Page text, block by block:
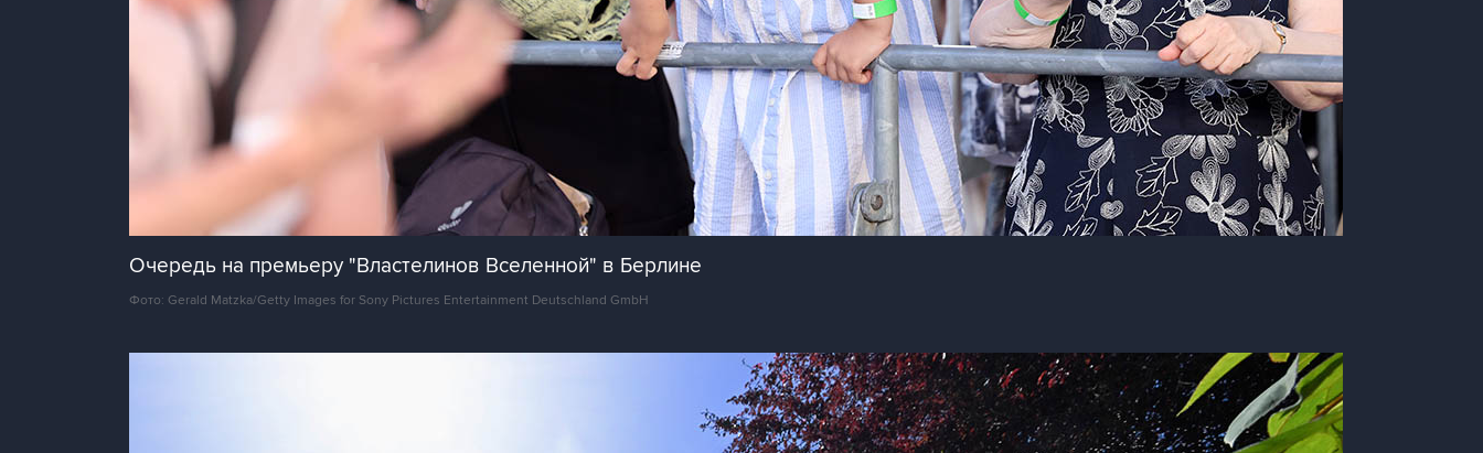
Очередь на премьеру "Властелинов Вселенной" в Берлине
Фото: Gerald Matzka/Getty Images for Sony Pictures Entertainment Deutschland GmbH